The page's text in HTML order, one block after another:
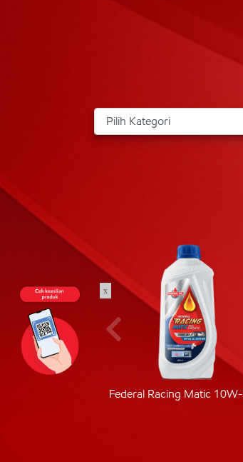
Federal Racing Matic
x